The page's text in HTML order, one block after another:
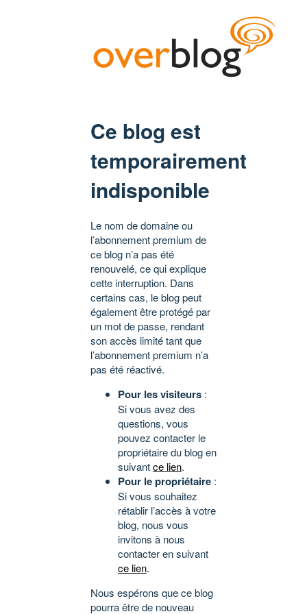
Ce blog est
temporairement
indisponible
Le nom de domaine ou
l’abonnement premium de
ce blog n’a pas été
renouvelé, ce qui explique
cette interruption. Dans
certains cas, le blog peut
également être protégé par
un mot de passe, rendant
son accès limité tant que
l’abonnement premium n’a
pas été réactivé.
Pour les visiteurs :
Si vous avez des
questions, vous
pouvez contacter le
propriétaire du blog en
suivantce lien.
Pour le propriétaire :
Si vous souhaitez
rétablir l’accès à votre
blog, nous vous
invitons à nous
contacter en suivant
ce lien.
Nous espérons que ce blog
pourra être de nouveau